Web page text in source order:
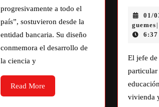
progresivamente a todo el
país”, sostuvieron desde la
entidad bancaria. Su diseño
conmemora el desarrollo de
la ciencia y
Read More
01/
guemes
6:37
El jefe
vivienda